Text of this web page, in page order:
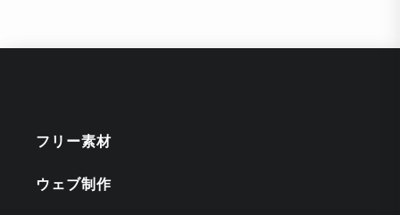
フリー素材
ウェブ制作